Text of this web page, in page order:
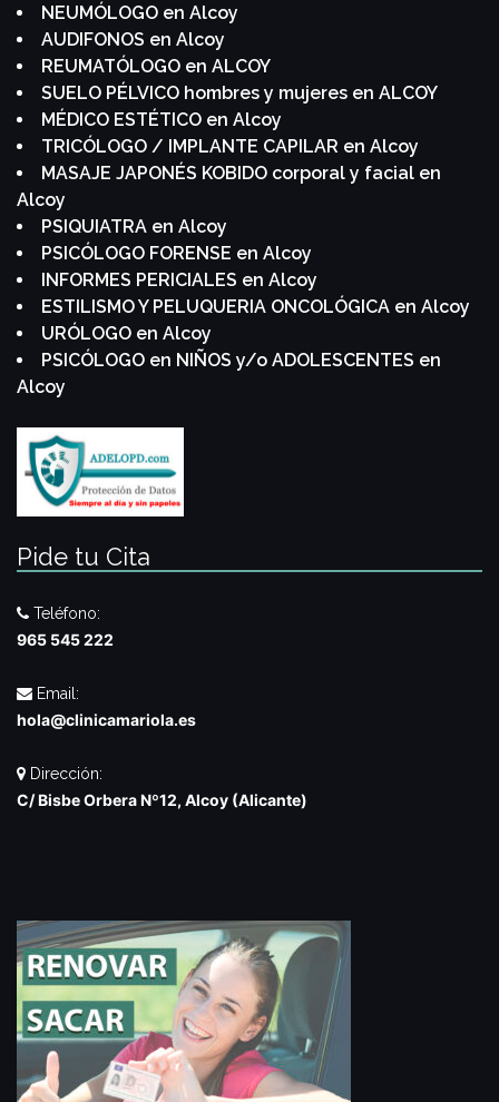
NEUMÓLOGO en Alcoy
AUDIFONOS en Alcoy
REUMATÓLOGO en ALCOY
SUELO PÉLVICO hombres y mujeres en ALCOY
MÉDICO ESTÉTICO en Alcoy
TRICÓLOGO / IMPLANTE CAPILAR en Alcoy
MASAJE JAPONÉS KOBIDO corporal y facial en
Alcoy
PSIQUIATRA en Alcoy
PSICÓLOGO FORENSE en Alcoy
INFORMES PERICIALES en Alcoy
ESTILISMO Y PELUQUERIA ONCOLÓGICA en Alcoy
URÓLOGO en Alcoy
PSICÓLOGO en NIÑOS y/o ADOLESCENTES en
Alcoy
Pide tu Cita
Teléfono:
965 545 222
Email:
hola@clinicamariola.es
Dirección:
C/ Bisbe Orbera Nº12, Alcoy (Alicante)